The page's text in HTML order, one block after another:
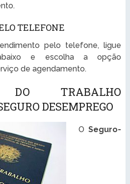
TELEFONE
pelo telefone, ligue
e escolha a opção
de agendamento.
DO TRABALHO
DESEMPREGO
OSeguro-